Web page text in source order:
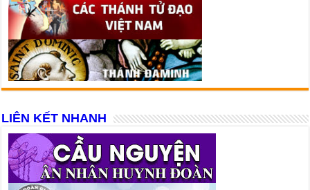
LIÊN KẾT NHANH